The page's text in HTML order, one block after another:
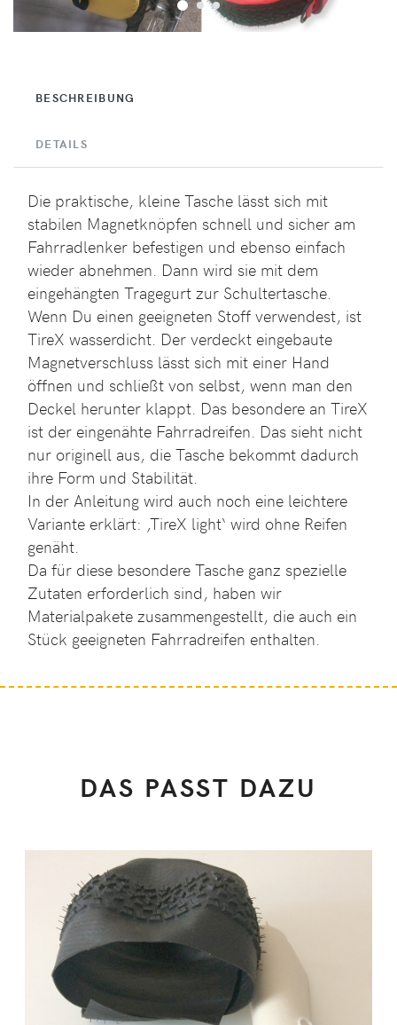
BESCHREIBUNG
DETAILS
Die praktische, kleine Tasche lässt sich mit
stabilen Magnetknöpfen schnell und sicher am
Fahrradlenker befestigen und ebenso einfach
wieder abnehmen. Dann wird sie mit dem
eingehängten Tragegurt zur Schultertasche.
Wenn Du einen geeigneten Stoff verwendest, ist
TireX wasserdicht. Der verdeckt eingebaute
Magnetverschluss lässt sich mit einer Hand
öffnen und schließt von selbst, wenn man den
Deckel herunter klappt. Das besondere an TireX
ist der eingenähte Fahrradreifen. Das sieht nicht
nur originell aus, die Tasche bekommt dadurch
ihre Form und Stabilität.
In der Anleitung wird auch noch eine leichtere
Variante erklärt: ‚TireX light‘ wird ohne Reifen
genäht.
Da für diese besondere Tasche ganz spezielle
Zutaten erforderlich sind, haben wir
Materialpakete zusammengestellt, die auch ein
Stück geeigneten Fahrradreifen enthalten.
DAS PASST DAZU